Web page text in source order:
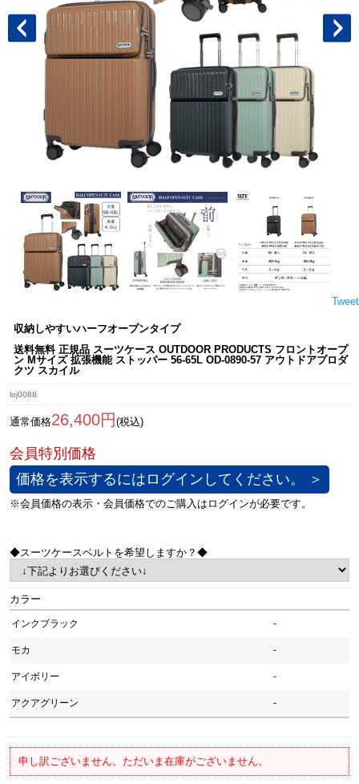
Tweet
収納しやすいハーフオープンタイプ
送料無料 正規品 スーツケース OUTDOOR PRODUCTS フロントオープ
ン Mサイズ 拡張機能 ストッパー 56-65L OD-0890-57 アウトドアプロダ
クツ スカイル
loj0088
通常価格26,400円 (税込)
価格を表示するにはログインしてください。 ＞
◆スーツケースベルトを希望しますか？◆
カラー
インクブラック -
モカ -
アイボリー -
アクアグリーン -
申し訳ございません。ただいま在庫がございません。